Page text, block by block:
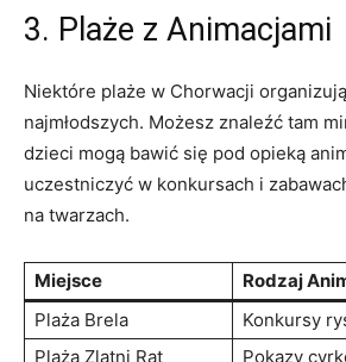
3. Plaże⁤ z Animacjami
Niektóre plaże w Chorwacji
najmłodszych. Możesz ​znaleźć ​tam
dzieci mogą bawić ‌się pod opieką
uczestniczyć w konkursach i
na twarzach.
Miejsce
Rodzaj
Plaża Brela
Konkursy‌
Plaża Zlatni Rat
Pokazy